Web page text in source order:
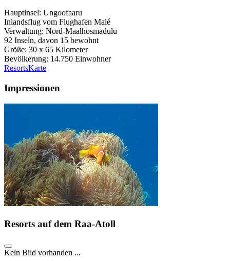
Hauptinsel: Ungoofaaru
Inlandsflug vom Flughafen Malé
Verwaltung: Nord-Maalhosmadulu
92 Inseln, davon 15 bewohnt
Größe: 30 x 65 Kilometer
Bevölkerung: 14.750 Einwohner
ResortsKarte
Impressionen
Resorts auf dem Raa-Atoll
Kein Bild vorhanden ...